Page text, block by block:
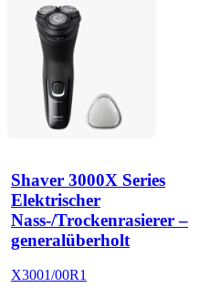
Shaver 3000X Series
Elektrischer
Nass-/Trockenrasierer –
generalüberholt
X3001/00R1